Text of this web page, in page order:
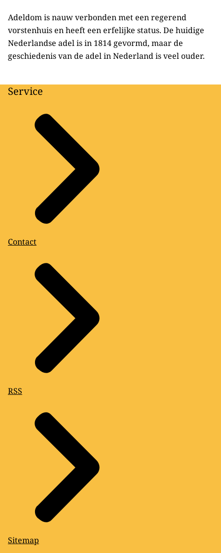
Adeldom is nauw verbonden met een regerend
vorstenhuis en heeft een erfelijke status. De huidige
Nederlandse adel is in 1814 gevormd, maar de
geschiedenis van de adel in Nederland is veel ouder.
Service
Contact
RSS
Sitemap